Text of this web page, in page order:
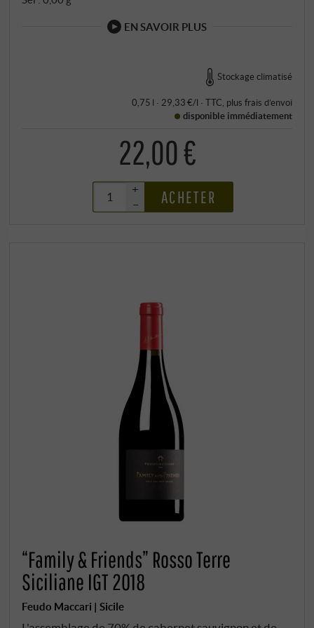
EN SAVOIR PLUS
Stockage climatisé
0,75 l · 29,33 €/l · TTC , plus frais d’envoi
disponible immédiatement
22,00 €
+
–
ACHETER
“Family & Friends” Rosso Terre
Siciliane IGT 2018
Feudo Maccari | Sicile